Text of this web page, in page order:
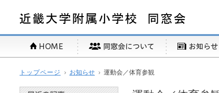
トップページ お知らせ 運動会／体育参観